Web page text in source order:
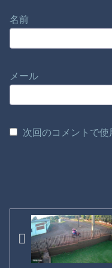
名前
メール
次回のコメントで